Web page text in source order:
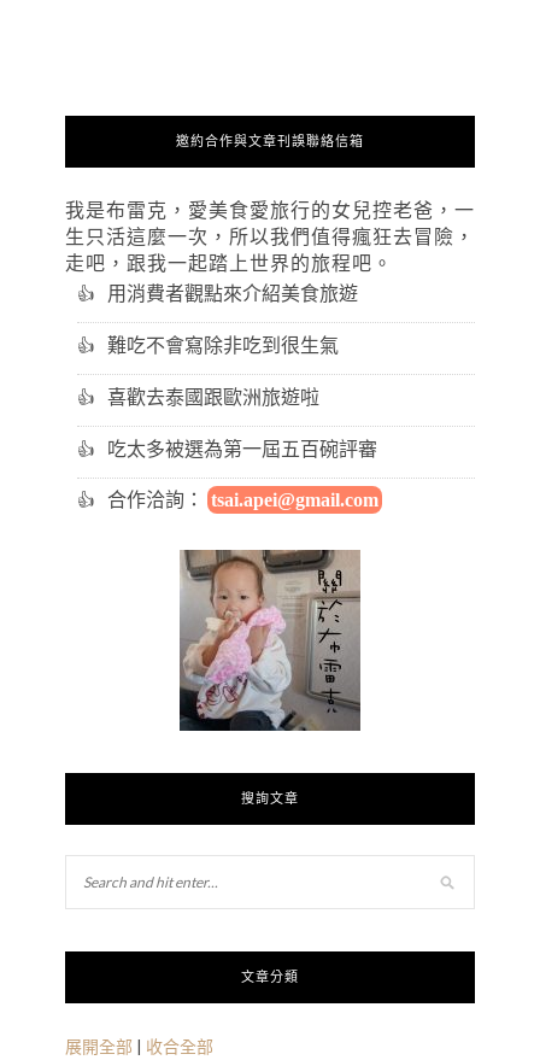
邀約合作與文章刊誤聯絡信箱
我是布雷克，愛美食愛旅行的女兒控老爸，一
生只活這麼一次，所以我們值得瘋狂去冒險，
走吧，跟我一起踏上世界的旅程吧。
用消費者觀點來介紹美食旅遊
難吃不會寫除非吃到很生氣
喜歡去泰國跟歐洲旅遊啦
吃太多被選為第一屆五百碗評審
合作洽詢： tsai.apei@gmail.com
搜詢文章
文章分類
展開全部 | 收合全部